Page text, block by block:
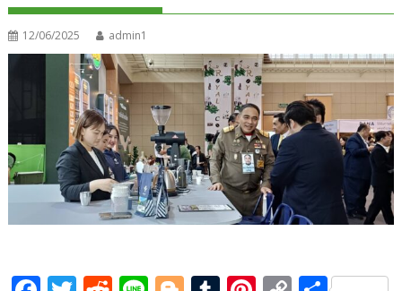
12/06/2025 admin1